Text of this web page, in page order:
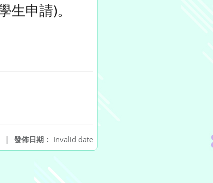
申請)。
發佈日期： Invalid date
|